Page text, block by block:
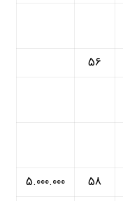
56
58
5.000.000